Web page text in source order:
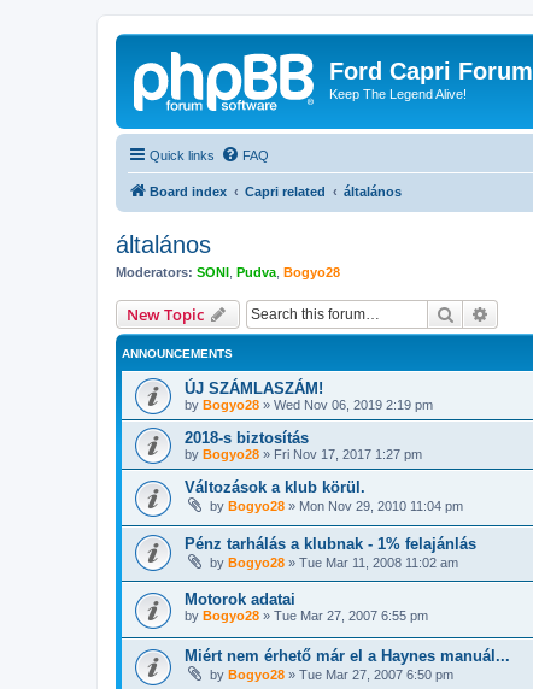
Ford Capri Forum
Keep The Legend Alive!
Quick links FAQ
Board index Capri related általános
általános
Moderators: SONI Pudva Bogyo28
New Topic Search
ANNOUNCEMENTS
ÚJ SZÁMLASZÁM!
by Bogyo28 » Wed Nov 06, 2019 2:19 pm
2018-s biztosítás
by Bogyo28 » Fri Nov 17, 2017 1:27 pm
Változások a klub körül.
by Bogyo28 » Mon Nov 29, 2010 11:04 pm
Pénz tarhálás a klubnak - 1% felajánlás
by Bogyo28 » Tue Mar 11, 2008 11:02 am
Motorok adatai
by Bogyo28 » Tue Mar 27, 2007 6:55 pm
Miért nem érhető már el a Haynes manuál...
by Bogyo28 » Tue Mar 27, 2007 6:50 pm